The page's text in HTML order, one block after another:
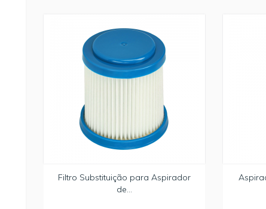
Filtro Substituição para Aspirador
de...